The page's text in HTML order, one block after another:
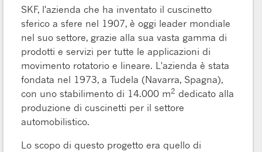
SKF, l'azienda che ha inventato il cuscinetto
sferico a sfere nel 1907, è oggi leader mondiale
nel suo settore, grazie alla sua vasta gamma di
prodotti e servizi per tutte le applicazioni di
movimento rotatorio e lineare. L'azienda è stata
fondata nel 1973, a Tudela (Navarra, Spagna),
con uno stabilimento di 14.000 m2 dedicato alla
produzione di cuscinetti per il settore
automobilistico.
Lo scopo di questo progetto era quello di